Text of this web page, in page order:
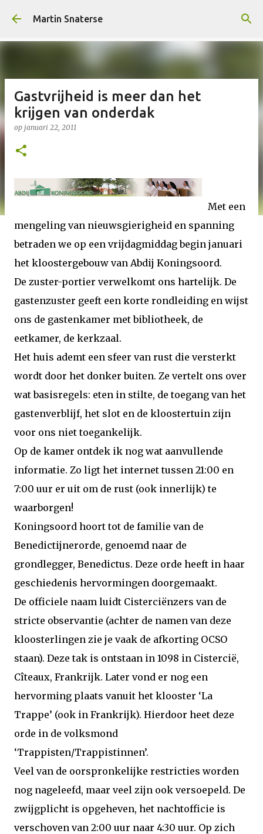
Doorgaan naar hoofdcontent
Martin Snaterse
Gastvrijheid is meer dan het
krijgen van onderdak
op januari 22, 2011
Met een
mengeling van nieuwsgierigheid en spanning
betraden we op een vrijdagmiddag begin januari
het kloostergebouw van Abdij Koningsoord.
De zuster-portier verwelkomt ons hartelijk. De
gastenzuster geeft een korte rondleiding en wijst
ons de gastenkamer met bibliotheek, de
eetkamer, de kerkzaal.
Het huis ademt een sfeer van rust die versterkt
wordt door het donker buiten. Ze vertelt ons over
wat basisregels: eten in stilte, de toegang van het
gastenverblijf, het slot en de kloostertuin zijn
voor ons niet toegankelijk.
Op de kamer ontdek ik nog wat aanvullende
informatie. Zo ligt het internet tussen 21:00 en
7:00 uur er uit om de rust (ook innerlijk) te
waarborgen!
Koningsoord hoort tot de familie van de
Benedictijnerorde, genoemd naar de
grondlegger, Benedictus. Deze orde heeft in haar
geschiedenis hervormingen doorgemaakt.
De officiele naam luidt Cisterciënzers van de
stricte observantie (achter de namen van deze
kloosterlingen zie je vaak de afkorting OCSO
staan). Deze tak is ontstaan in 1098 in Cistercië,
Cîteaux, Frankrijk. Later vond er nog een
hervorming plaats vanuit het klooster ‘La
Trappe’ (ook in Frankrijk). Hierdoor heet deze
orde in de volksmond
‘Trappisten/Trappistinnen’.
Veel van de oorspronkelijke restricties worden
nog nageleefd, maar veel zijn ook versoepeld. De
zwijgplicht is opgeheven, het nachtofficie is
verschoven van 2:00 uur naar 4:30 uur. Op zich